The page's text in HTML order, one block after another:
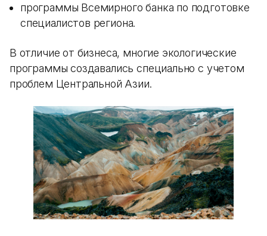
программы Всемирного банка по подготовке
специалистов региона.
В отличие от бизнеса, многие экологические
программы создавались специально с учетом
проблем Центральной Азии.